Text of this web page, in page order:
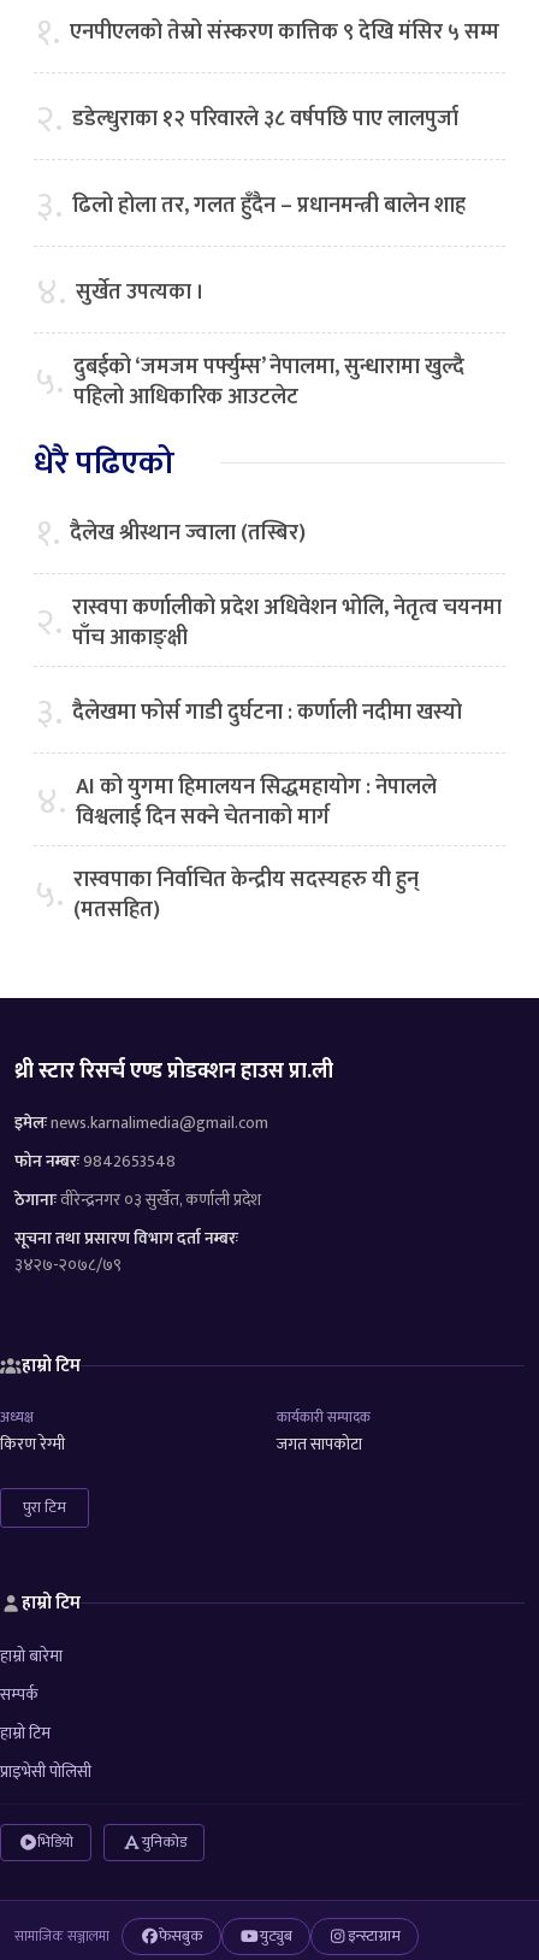
१. एनपीएलको तेस्रो संस्करण कात्तिक ९ देखि मंसिर ५ सम्म
२. डडेल्धुराका १२ परिवारले ३८ वर्षपछि पाए लालपुर्जा
३. ढिलो होला तर, गलत हुँदैन – प्रधानमन्त्री बालेन शाह
४. सुर्खेत उपत्यका ।
५. दुबईको ‘जमजम पर्फ्युम्स’ नेपालमा, सुन्धारामा खुल्दै
पहिलो आधिकारिक आउटलेट
धेरै पढिएको
१. दैलेख श्रीस्थान ज्वाला (तस्बिर)
२. रास्वपा कर्णालीको प्रदेश अधिवेशन भोलि, नेतृत्व चयनमा
पाँच आकाङ्क्षी
३. दैलेखमा फोर्स गाडी दुर्घटना : कर्णाली नदीमा खस्यो
४. AI को युगमा हिमालयन सिद्धमहायोग : नेपालले
विश्वलाई दिन सक्ने चेतनाको मार्ग
५. रास्वपाका निर्वाचित केन्द्रीय सदस्यहरु यी हुन्
(मतसहित)
थ्री स्टार रिसर्च एण्ड प्रोडक्शन हाउस प्रा.ली
इमेलःnews.karnalimedia@gmail.com
फोन नम्बरः9842653548
ठेगानाःवीरेन्द्रनगर ०३ सुर्खेत, कर्णाली प्रदेश
सूचना तथा प्रसारण विभाग दर्ता नम्बरः
३४२७-२०७८/७९
हाम्रो टिम
अध्यक्ष
किरण रेग्मी
कार्यकारी सम्पादक
जगत सापकोटा
पुरा टिम
हाम्रो टिम
हाम्रो बारेमा
सम्पर्क
हाम्रो टिम
प्राइभेसी पोलिसी
भिडियो युनिकोड
सामाजिक सञ्जालमा फेसबुक युट्युब इन्स्टाग्राम